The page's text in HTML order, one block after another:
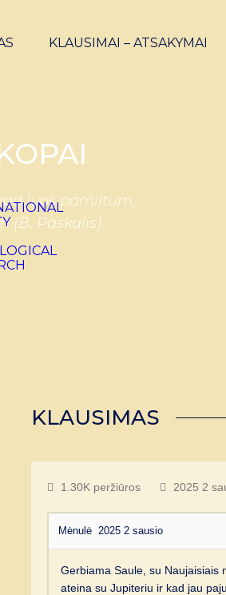
KLAUSIMAI – ATSAKYMAI
juos pamiltum,
(B. Paskalis).
KLAUSIMAS
1.30K peržiūros 2025 2
Mėnulė2025 2 sausio
Gerbiama Saule, su Naujaisiais
ateina su Jupiteriu ir kad jau